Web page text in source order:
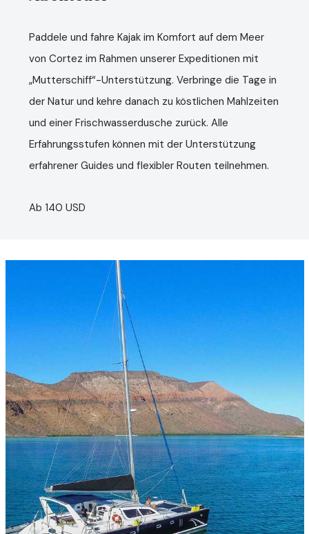
Paddele und fahre Kajak im Komfort auf dem Meer
von Cortez im Rahmen unserer Expeditionen mit
„Mutterschiff“-Unterstützung. Verbringe die Tage in
der Natur und kehre danach zu köstlichen Mahlzeiten
und einer Frischwasserdusche zurück. Alle
Erfahrungsstufen können mit der Unterstützung
erfahrener Guides und flexibler Routen teilnehmen.
Ab 140 USD